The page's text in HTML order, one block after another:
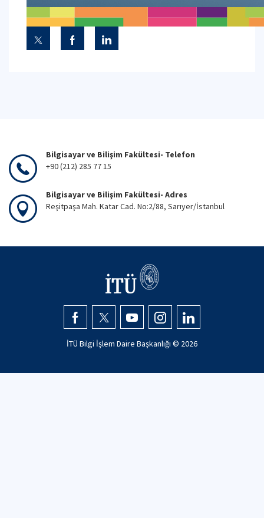
Bilgisayar ve Bilişim Fakültesi- Telefon
+90 (212) 285 77 15
Bilgisayar ve Bilişim Fakültesi- Adres
Reşitpaşa Mah. Katar Cad. No:2/88, Sarıyer/İstanbul
İTÜ Bilgi İşlem Daire Başkanlığı © 2026